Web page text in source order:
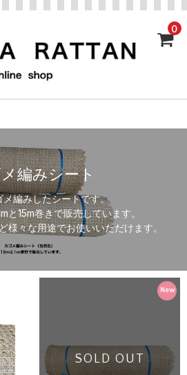
0
編みシート
メ編みしたシートです。
と15m巻きで販売しています。
様々な用途でお使いいただけます。
SOLD OUT
New